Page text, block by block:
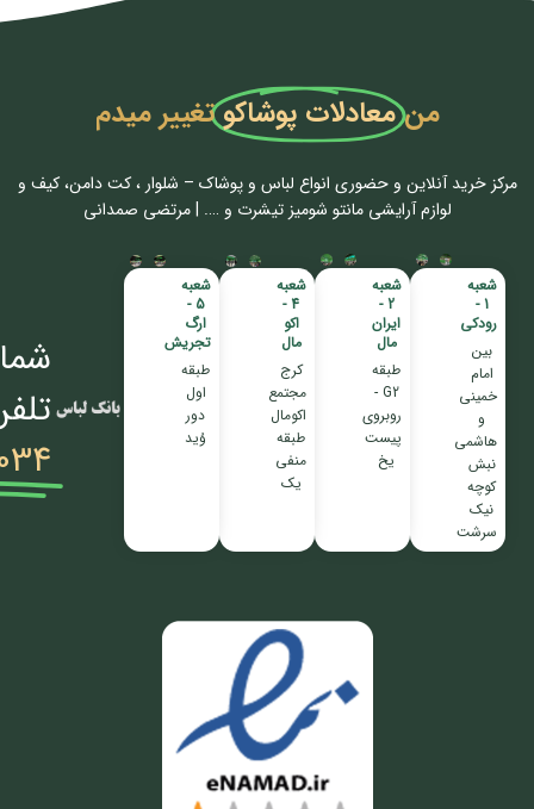
منمعادلات پوشاکوتغییر میدم
مرکز خرید آنلاین و حضوری انواع لباس‌ و پوشاک – شلوار ، کت دامن، کیف و
لوازم آرایشی مانتو شومیز تیشرت و …. | مرتضی صمدانی
شعبه
1 -
رودکی
بین
امام
خمینی
و
هاشمی
نبش
کوچه
نیک
سرشت
شعبه
2 -
ایران
مال
طبقه
G2 -
روبروی
پیست
یخ
شعبه
4 -
اکو
مال
کرج
مجتمع
اکومال
طبقه
منفی
یک
شعبه
5 -
ارگ
تجریش
طبقه
اول
دور
وُید